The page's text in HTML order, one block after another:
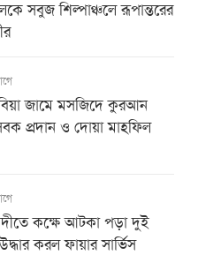
সবুজ শিল্পাঞ্চলে রূপান্তরের
জামে মসজিদে কুরআন
প্রদান ও দোয়া মাহফিল
কক্ষে আটকা পড়া দুই
করল ফায়ার সার্ভিস